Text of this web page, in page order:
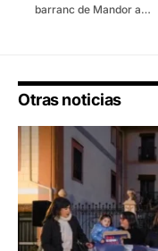
barranc de Mandor a…
Otras noticias